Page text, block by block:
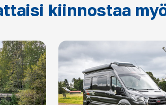
kiinnostaa